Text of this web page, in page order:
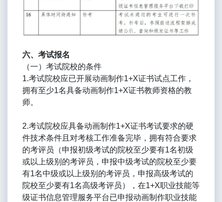
六、考试报名
（一）考试院校的条件
1.考试院校应已开展动画制作1+X证书试点工作，
拥有至少1名具备动画制作1+X证书教师资格的教
师。
2.考试院校应具备动画制作1+X证书考试要求的硬
件技术条件且对考核工作准备完毕，拥有符合要求
的考评员（申报初级考试的院校至少要有1名初级
或以上级别的考评员，申报中级考试的院校至少要
有1名中级或以上级别的考评员，申报高级考试的
院校至少要有1名高级考评员），在1+X职业技能等
级证书信息管理服务平台已申报动画制作职业技能